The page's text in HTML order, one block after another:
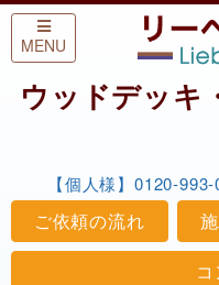
Skip to content
MENU
ウッドデッキ
【個人様】0120-
ご依頼の流れ